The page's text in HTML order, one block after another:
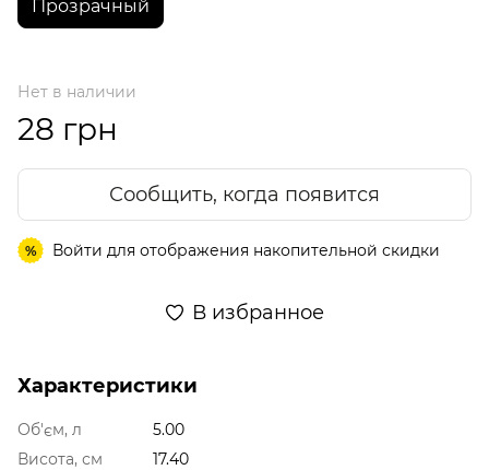
Прозрачный
Нет в наличии
28 грн
Сообщить, когда появится
% Войти для отображения накопительной скидки
В избранное
Характеристики
Об'єм, л
5.00
Висота, см
17.40